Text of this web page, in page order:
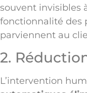
souvent invisibles
fonctionnalité des
parviennent au
2.
L’intervention